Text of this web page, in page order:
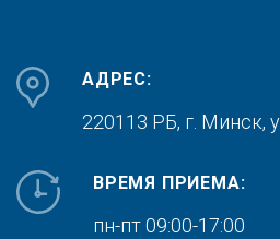
АДРЕС:
220113 РБ, г. Минск,
ВРЕМЯ ПРИЕМА:
пн-пт 09:00-17:00